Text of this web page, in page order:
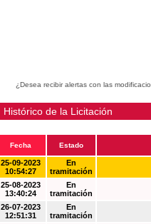
¿Desea recibir alertas con las
Histórico de la Licitación
Fecha Estado
25-09-2023
10:54:27
En
tramitación
25-08-2023
13:40:24
En
tramitación
26-07-2023
12:51:31
En
tramitación